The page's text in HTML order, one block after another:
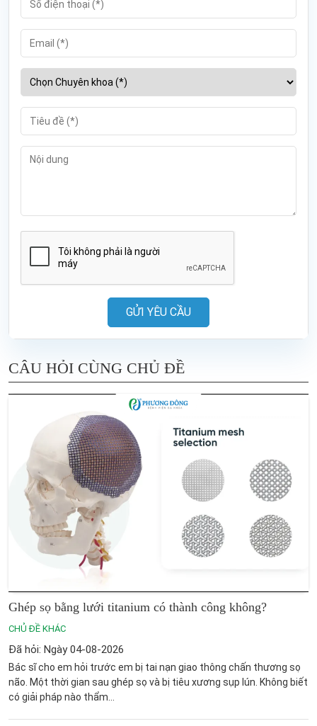
GỬI YÊU CẦU
CÂU HỎI CÙNG CHỦ ĐỀ
Ghép sọ bằng lưới titanium có thành công không?
CHỦ ĐỀ KHÁC
Đã hỏi: Ngày 04-08-2026
Bác sĩ cho em hỏi trước em bị tai nạn giao thông chấn thương sọ
não. Một thời gian sau ghép sọ và bị tiêu xương sụp lún. Không biết
có giải pháp nào thẩm...